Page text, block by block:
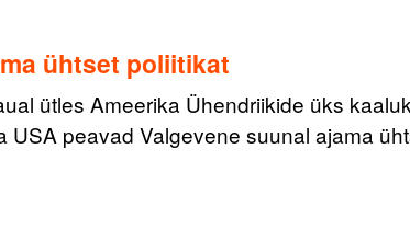
ühtset poliitikat
ütles Ameerika Ühendriikide üks
USA peavad Valgevene suunal ajama